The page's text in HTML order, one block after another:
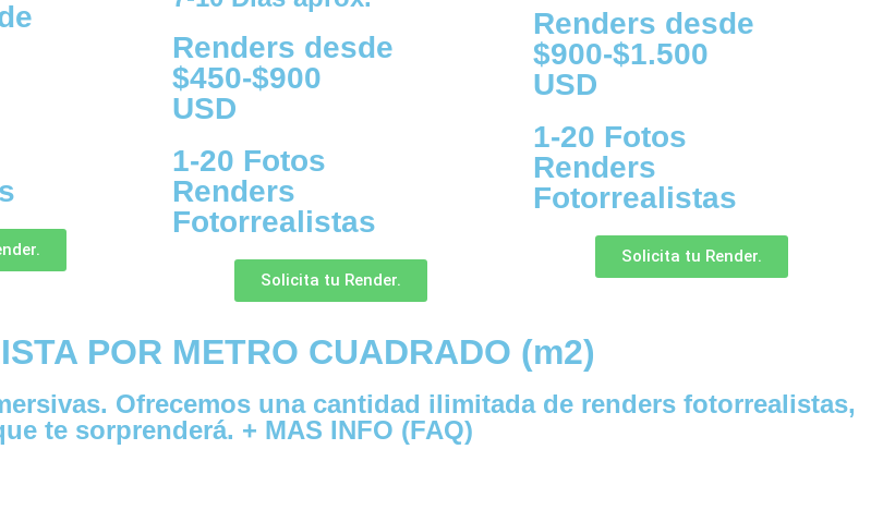
Renders desde
$450-$900
USD
1-20 Fotos
Renders
Fotorrealistas
Solicita tu Render.
Renders desde
$900-$1.500
USD
1-20 Fotos
Renders
Fotorrealistas
Solicita tu Render.
POR METRO CUADRADO (m2)
Ofrecemos una cantidad ilimitada de renders fotorrealistas,
te sorprenderá. + MAS INFO (FAQ)